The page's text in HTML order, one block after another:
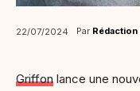
22/07/2024 Par
Griffon lance une